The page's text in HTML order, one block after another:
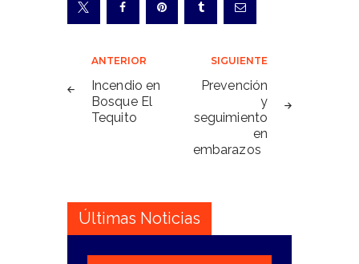
Navegación
de
entradas
ANTERIOR
Incendio en
Bosque El
Tequito
SIGUIENTE
Prevención
y
seguimiento
en
embarazos
Últimas Noticias